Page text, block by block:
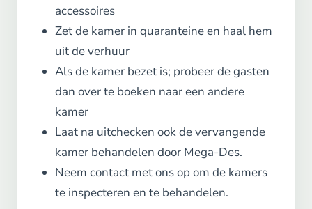
accessoires
Zet de kamer in quaranteine en haal hem
uit de verhuur
Als de kamer bezet is; probeer de gasten
dan over te boeken naar een andere
kamer
Laat na uitchecken ook de vervangende
kamer behandelen door Mega-Des.
Neem contact met ons op om de kamers
te inspecteren en te behandelen.